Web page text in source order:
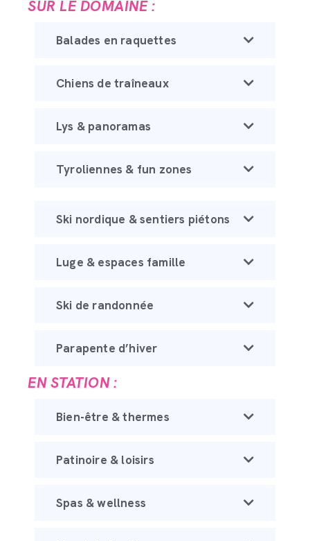
SUR LE DOMAINE :
Balades en raquettes
Chiens de traîneaux
Lys & panoramas
Tyroliennes & fun zones
Ski nordique & sentiers piétons
Luge & espaces famille
Ski de randonnée
Parapente d’hiver
EN STATION :
Bien-être & thermes
Patinoire & loisirs
Spas & wellness